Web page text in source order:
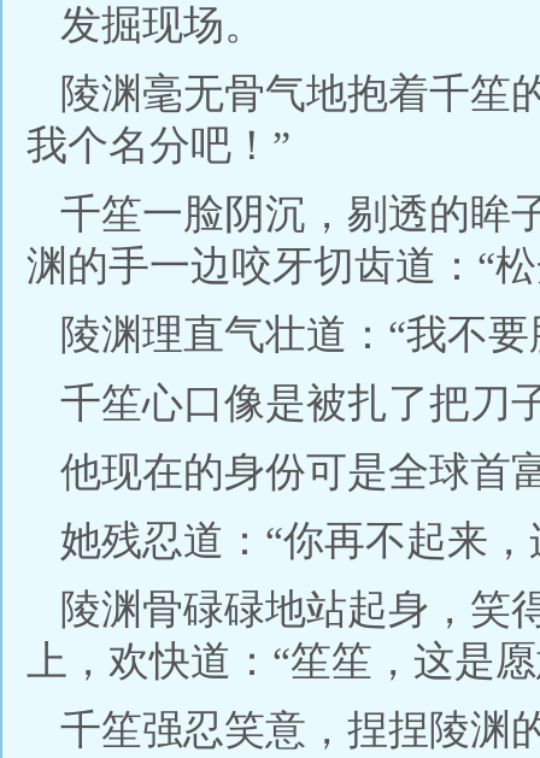
发掘现场。
陵渊毫无骨气地抱着千笙
我个名分吧！”
千笙一脸阴沉，剔透的眸
渊的手一边咬牙切齿道：“
陵渊理直气壮道：“我不
千笙心口像是被扎了把刀
他现在的身份可是全球首
她残忍道：“你再不起来
陵渊骨碌碌地站起身，笑
上，欢快道：“笙笙，这是
千笙强忍笑意，捏捏陵渊